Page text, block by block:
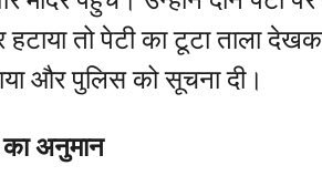
तो पेटी का टूटा ताला
और पुलिस को सूचना दी।
अनुमान